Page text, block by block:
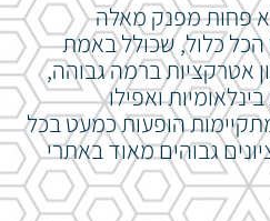
פחות מפנק מאלה
הכל כלול, שכולל באמת
אטרקציות ברמה גבוהה,
ואפילו
הופעות כמעט בכל
גבוהים מאוד באתרי